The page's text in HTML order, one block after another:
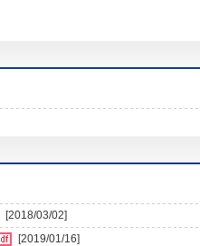
[2018/03/02]
[2019/01/16]